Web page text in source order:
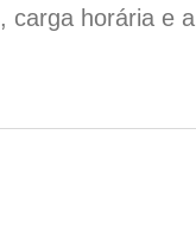
carga horária e a